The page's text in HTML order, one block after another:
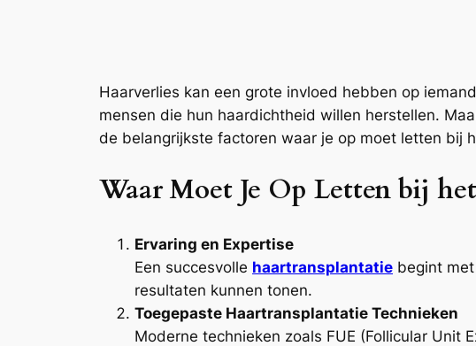
Haarverlies kan een grote invloed hebben op
mensen die hun haardichtheid willen herstellen.
de belangrijkste factoren waar je op moet letten bij
Waar Moet Je Op Letten bij
Ervaring en Expertise
Een succesvolle haartransplantatie begint
resultaten kunnen tonen.
Toegepaste Haartransplantatie Technieken
Moderne technieken zoals FUE (Follicular Unit